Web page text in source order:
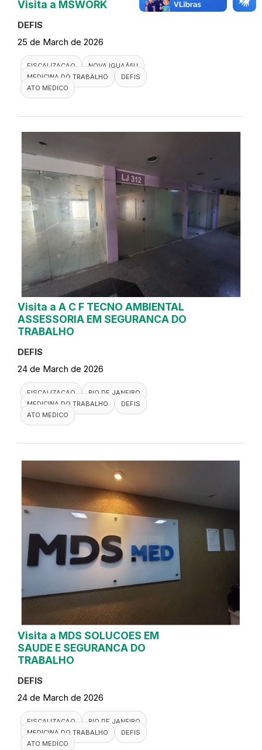
Visita a MSWORK
DEFIS
25 de March de 2026
FISCALIZACAO
NOVA IGUAÃ§U
MEDICINA DO TRABALHO
DEFIS
ATO MEDICO
Visita a A C F TECNO AMBIENTAL
ASSESSORIA EM SEGURANCA DO
TRABALHO
DEFIS
24 de March de 2026
FISCALIZACAO
RIO DE JANEIRO
MEDICINA DO TRABALHO
DEFIS
ATO MEDICO
Visita a MDS SOLUCOES EM
SAUDE E SEGURANCA DO
TRABALHO
DEFIS
24 de March de 2026
FISCALIZACAO
RIO DE JANEIRO
MEDICINA DO TRABALHO
DEFIS
ATO MEDICO